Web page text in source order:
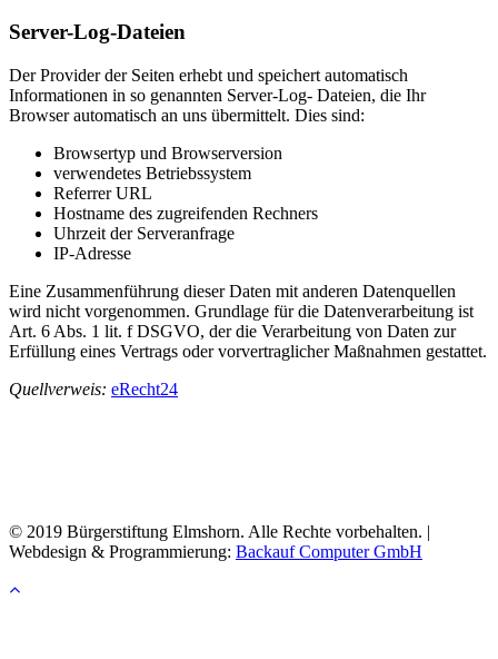
Server-Log-Dateien
Der Provider der Seiten erhebt und speichert automatisch
Informationen in so genannten Server-Log- Dateien, die Ihr
Browser automatisch an uns übermittelt. Dies sind:
Browsertyp und Browserversion
verwendetes Betriebssystem
Referrer URL
Hostname des zugreifenden Rechners
Uhrzeit der Serveranfrage
IP-Adresse
Eine Zusammenführung dieser Daten mit anderen Datenquellen
wird nicht vorgenommen. Grundlage für die Datenverarbeitung ist
Art. 6 Abs. 1 lit. f DSGVO, der die Verarbeitung von Daten zur
Erfüllung eines Vertrags oder vorvertraglicher Maßnahmen gestattet.
Quellverweis: eRecht24
© 2019 Bürgerstiftung Elmshorn. Alle Rechte vorbehalten. |
Webdesign & Programmierung: Backauf Computer GmbH